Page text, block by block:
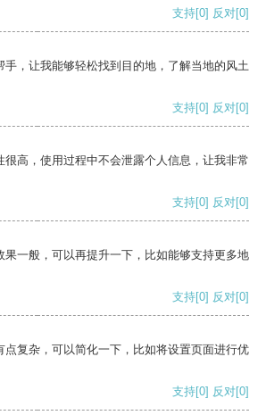
支持[0] 反对[0]
手，让我能够轻松找到目的地，了解当地的风土
支持[0] 反对[0]
很高，使用过程中不会泄露个人信息，让我非常
支持[0] 反对[0]
果一般，可以再提升一下，比如能够支持更多地
支持[0] 反对[0]
点复杂，可以简化一下，比如将设置页面进行优
支持[0] 反对[0]